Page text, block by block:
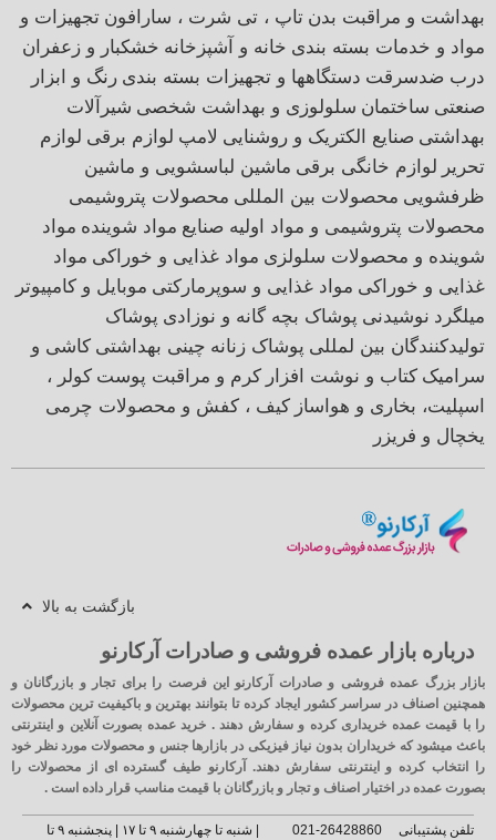
بهداشت و مراقبت بدن تاپ ، تی شرت ، سارافون تجهیزات و
مواد و خدمات بسته بندی خانه و آشپزخانه خشکبار و زعفران
درب ضدسرقت دستگاهها و تجهیزات بسته بندی رنگ و ابزار
صنعتی ساختمان سلولوزی و بهداشت شخصی شیرآلات
بهداشتی صنایع الکتریک و روشنایی لامپ لوازم برقی لوازم
تحریر لوازم خانگی برقی ماشین لباسشویی و ماشین
ظرفشویی محصولات بین المللی محصولات پتروشیمی
محصولات پتروشیمی و مواد اولیه صنایع مواد شوینده مواد
شوینده و محصولات سلولزی مواد غذایی و خوراکی مواد
غذایی و خوراکی مواد غذایی و سوپرمارکتی موبایل و کامپیوتر
میلگرد نوشیدنی پوشاک بچه گانه و نوزادی پوشاک
تولیدکنندگان بین لمللی پوشاک زنانه چینی بهداشتی کاشی و
سرامیک کتاب و نوشت افزار کرم و مراقبت پوست کولر ،
اسپلیت، بخاری و هواساز کیف ، کفش و محصولات چرمی
یخچال و فریزر
بازگشت به بالا
درباره بازار عمده فروشی و صادرات آرکارنو
بازار بزرگ عمده فروشی و صادرات آرکارنو این فرصت را برای تجار و بازرگانان و
همچنین اصناف در سراسر کشور ایجاد کرده تا بتوانند بهترین و باکیفیت ترین محصولات
را با قیمت عمده خریداری کرده و سفارش دهند . خرید عمده بصورت آنلاین و اینترنتی
باعث میشود که خریداران بدون نیاز فیزیکی در بازارها جنس و محصولات مورد نظر خود
را انتخاب کرده و اینترنتی سفارش دهند. آرکارنو طیف گسترده ای از محصولات را
بصورت عمده در اختیار اصناف و تجار و بازرگانان با قیمت مناسب قرار داده است .
تلفن پشتیبانی 26428860-021
| شنبه تا چهارشنبه ۹ تا ۱۷ | پنجشنبه ۹ تا